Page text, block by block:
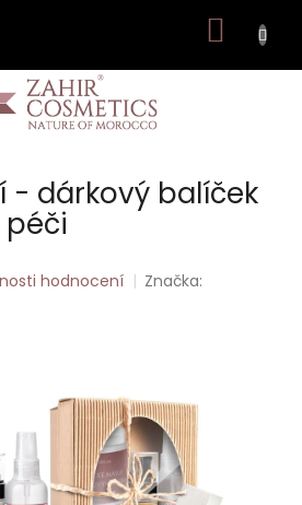
KOŠÍK
- dárkový balíček
hodnocení Značka: